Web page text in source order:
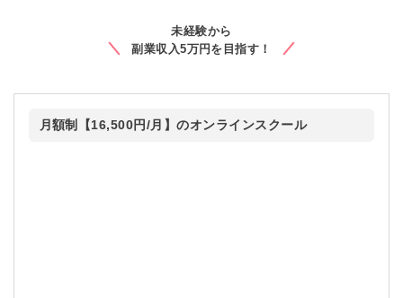
未経験から
副業収入5万円を目指す！
月額制【16,500円/月】のオンラインスクール